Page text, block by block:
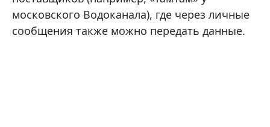
московского Водоканала), где через личные
сообщения также можно передать данные.